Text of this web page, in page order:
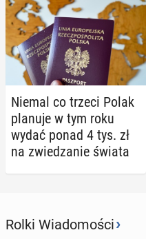
Niemal co trzeci Polak
planuje w tym roku
wydać ponad 4 tys. zł
na zwie­dza­nie świata
Rolki Wiadomości›